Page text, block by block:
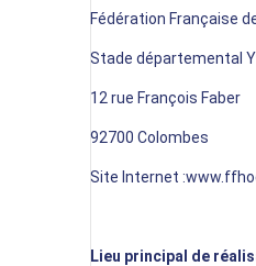
Fédération Française
Stade départemental
12 rue François Faber
92700 Colombes
Site Internet :
Lieu principal de